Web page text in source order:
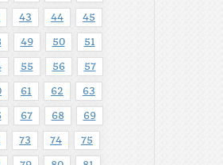
43 44 45
49 50 51
55 56 57
61 62 63
67 68 69
73 74 75